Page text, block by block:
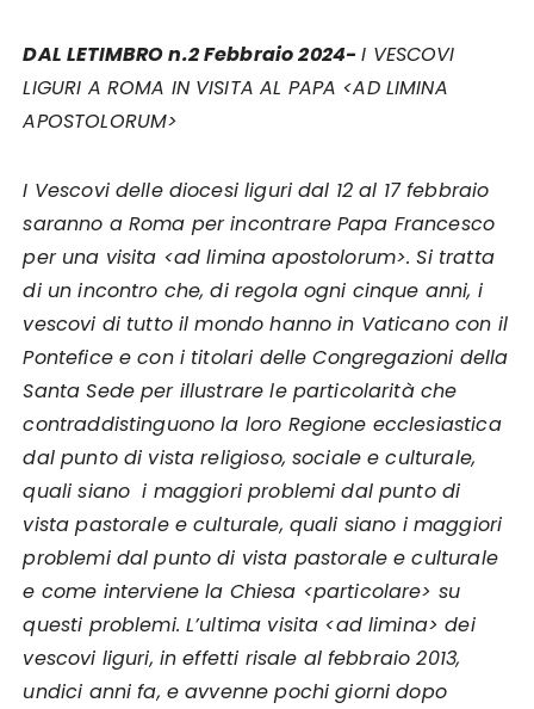
DAL LETIMBRO n.2 Febbraio 2024-I VESCOVI
LIGURI A ROMA IN VISITA AL PAPA <AD LIMINA
APOSTOLORUM>
I Vescovi delle diocesi liguri dal 12 al 17 febbraio
saranno a Roma per incontrare Papa Francesco
per una visita <ad limina apostolorum>. Si tratta
di un incontro che, di regola ogni cinque anni, i
vescovi di tutto il mondo hanno in Vaticano con il
Pontefice e con i titolari delle Congregazioni della
Santa Sede per illustrare le particolarità che
contraddistinguono la loro Regione ecclesiastica
dal punto di vista religioso, sociale e culturale,
quali siano i maggiori problemi dal punto di
vista pastorale e culturale, quali siano i maggiori
problemi dal punto di vista pastorale e culturale
e come interviene la Chiesa <particolare> su
questi problemi. L’ultima visita <ad limina> dei
vescovi liguri, in effetti risale al febbraio 2013,
undici anni fa, e avvenne pochi giorni dopo